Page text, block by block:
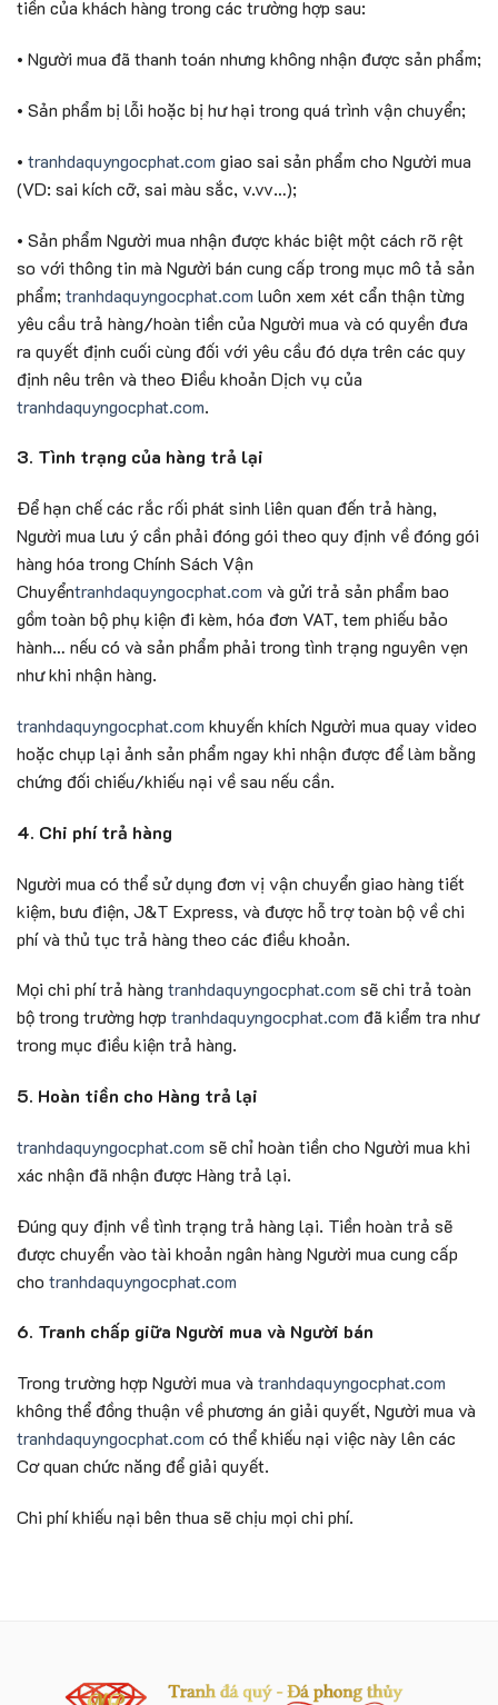
tiền của khách hàng trong các trường hợp sau:
• Người mua đã thanh toán nhưng không nhận được sản phẩm;
• Sản phẩm bị lỗi hoặc bị hư hại trong quá trình vận chuyển;
• tranhdaquyngocphat.com giao sai sản phẩm cho Người mua
(VD: sai kích cỡ, sai màu sắc, v.vv…);
• Sản phẩm Người mua nhận được khác biệt một cách rõ rệt
so với thông tin mà Người bán cung cấp trong mục mô tả sản
phẩm; tranhdaquyngocphat.com luôn xem xét cẩn thận từng
yêu cầu trả hàng/hoàn tiền của Người mua và có quyền đưa
ra quyết định cuối cùng đối với yêu cầu đó dựa trên các quy
định nêu trên và theo Điều khoản Dịch vụ của
tranhdaquyngocphat.com.
3. Tình trạng của hàng trả lại
Để hạn chế các rắc rối phát sinh liên quan đến trả hàng,
Người mua lưu ý cần phải đóng gói theo quy định về đóng gói
hàng hóa trong Chính Sách Vận
Chuyểntranhdaquyngocphat.com và gửi trả sản phẩm bao
gồm toàn bộ phụ kiện đi kèm, hóa đơn VAT, tem phiếu bảo
hành… nếu có và sản phẩm phải trong tình trạng nguyên vẹn
như khi nhận hàng.
tranhdaquyngocphat.com khuyến khích Người mua quay video
hoặc chụp lại ảnh sản phẩm ngay khi nhận được để làm bằng
chứng đối chiếu/khiếu nại về sau nếu cần.
4. Chi phí trả hàng
Người mua có thể sử dụng đơn vị vận chuyển giao hàng tiết
kiệm, bưu điện, J&T Express, và được hỗ trợ toàn bộ về chi
phí và thủ tục trả hàng theo các điều khoản.
Mọi chi phí trả hàng tranhdaquyngocphat.com sẽ chi trả toàn
bộ trong trường hợp tranhdaquyngocphat.com đã kiểm tra như
trong mục điều kiện trả hàng.
5. Hoàn tiền cho Hàng trả lại
tranhdaquyngocphat.com sẽ chỉ hoàn tiền cho Người mua khi
xác nhận đã nhận được Hàng trả lại.
Đúng quy định về tình trạng trả hàng lại. Tiền hoàn trả sẽ
được chuyển vào tài khoản ngân hàng Người mua cung cấp
cho tranhdaquyngocphat.com
6. Tranh chấp giữa Người mua và Người bán
Trong trường hợp Người mua và tranhdaquyngocphat.com
không thể đồng thuận về phương án giải quyết, Người mua và
tranhdaquyngocphat.com có thể khiếu nại việc này lên các
Cơ quan chức năng để giải quyết.
Chi phí khiếu nại bên thua sẽ chịu mọi chi phí.